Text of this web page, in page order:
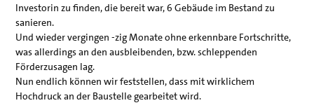
Investorin zu finden, die bereit war, 6 Gebäude im Bestand zu
sanieren.
Und wieder vergingen -zig Monate ohne erkennbare Fortschritte,
was allerdings an den ausbleibenden, bzw. schleppenden
Förderzusagen lag.
Nun endlich können wir feststellen, dass mit wirklichem
Hochdruck an der Baustelle gearbeitet wird.